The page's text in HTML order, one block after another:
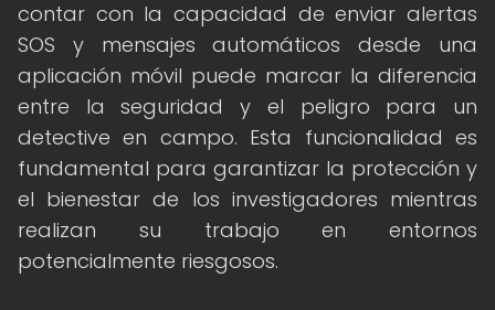
contar con la capacidad de enviar alertas
SOS y mensajes automáticos desde una
aplicación móvil puede marcar la diferencia
entre la seguridad y el peligro para un
detective en campo. Esta funcionalidad es
fundamental para garantizar la protección y
el bienestar de los investigadores mientras
realizan su trabajo en entornos
potencialmente riesgosos.